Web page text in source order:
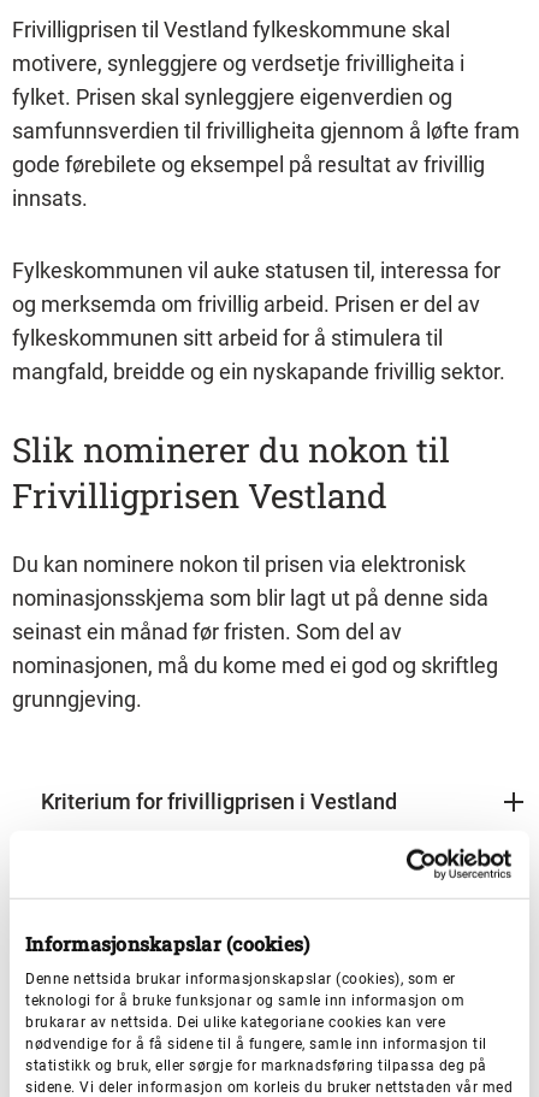
Informasjonskapslar (cookies)
Denne nettsida brukar informasjonskapslar (cookies), som er
teknologi for å bruke funksjonar og samle inn informasjon om
brukarar av nettsida. Dei ulike kategoriane cookies kan vere
nødvendige for å få sidene til å fungere, samle inn informasjon til
statistikk og bruk, eller sørgje for marknadsføring tilpassa deg på
sidene. Vi deler informasjon om korleis du bruker nettstaden vår med
Frivilligprisen til Vestland fylkeskommune skal
motivere, synleggjere og verdsetje frivilligheita i
fylket. Prisen skal synleggjere eigenverdien og
samfunnsverdien til frivilligheita gjennom å løfte fram
gode førebilete og eksempel på resultat av frivillig
innsats.
Fylkeskommunen vil auke statusen til, interessa for
og merksemda om frivillig arbeid. Prisen er del av
fylkeskommunen sitt arbeid for å stimulera til
mangfald, breidde og ein nyskapande frivillig sektor.
Slik nominerer du nokon til
Frivilligprisen Vestland
Du kan nominere nokon til prisen via elektronisk
nominasjonsskjema som blir lagt ut på denne sida
seinast ein månad før fristen. Som del av
nominasjonen, må du kome med ei god og skriftleg
grunngjeving.
Kriterium for frivilligprisen i Vestland
Nominering og grunngjeving
Jury